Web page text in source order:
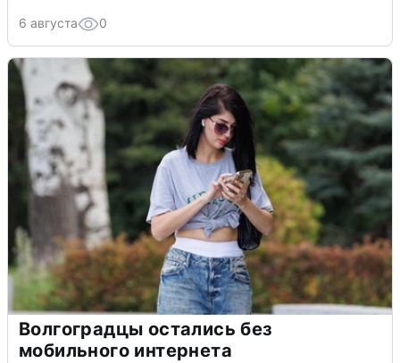
6 августа 0
Волгоградцы остались без
мобильного интернета